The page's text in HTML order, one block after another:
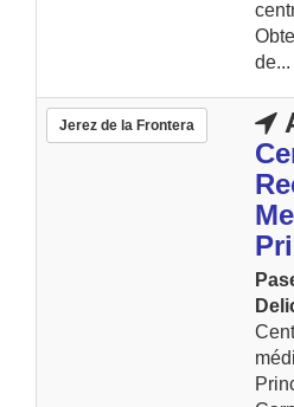
de...
Jerez de la Frontera